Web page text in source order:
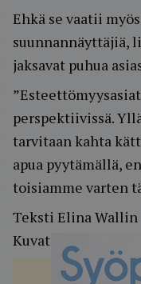
Ehkä se vaatii
suunnannäyttäjiä,
jaksavat puhua
perspektiivissä.
tarvitaan kahta
apua pyytämällä,
toisiamme varten
Teksti Elina Wallin
Kuvat Jussi Partanen